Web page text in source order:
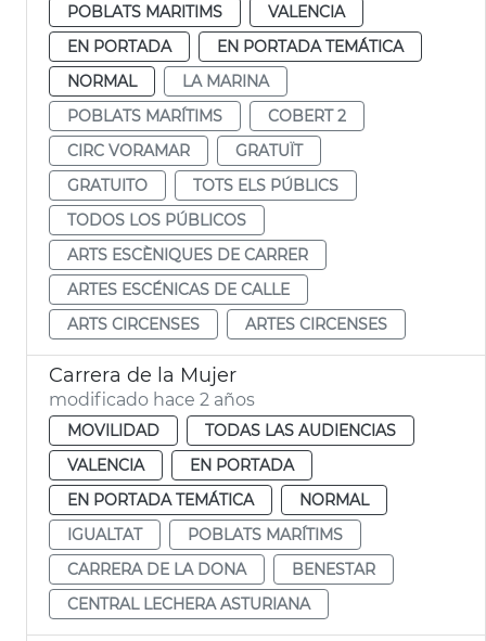
POBLATS MARITIMS
VALENCIA
EN PORTADA
EN PORTADA TEMÁTICA
NORMAL
LA MARINA
POBLATS MARÍTIMS
COBERT 2
CIRC VORAMAR
GRATUÏT
GRATUITO
TOTS ELS PÚBLICS
TODOS LOS PÚBLICOS
ARTS ESCÈNIQUES DE CARRER
ARTES ESCÉNICAS DE CALLE
ARTS CIRCENSES
ARTES CIRCENSES
Carrera de la Mujer
modificado hace 2 años
MOVILIDAD
TODAS LAS AUDIENCIAS
VALENCIA
EN PORTADA
EN PORTADA TEMÁTICA
NORMAL
IGUALTAT
POBLATS MARÍTIMS
CARRERA DE LA DONA
BENESTAR
CENTRAL LECHERA ASTURIANA